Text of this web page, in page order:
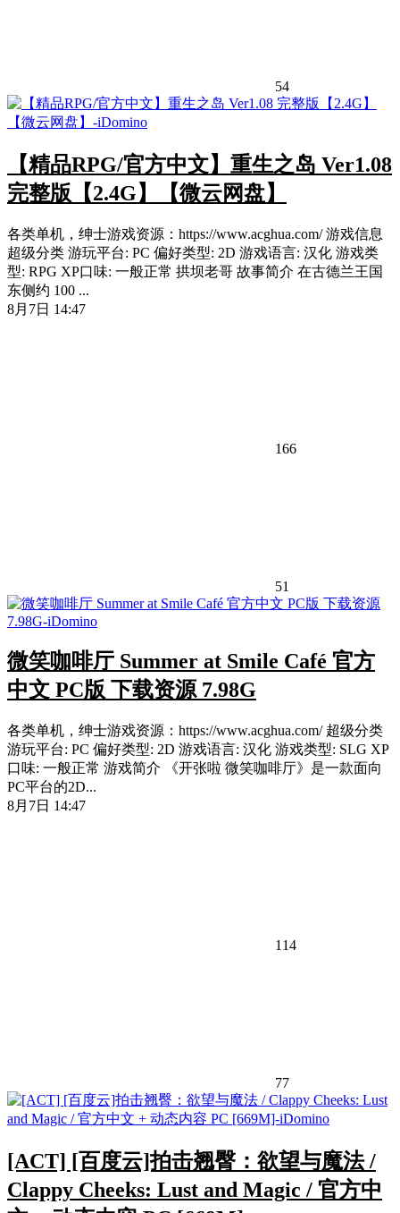
54
【精品RPG/官方中文】重生之岛 Ver1.08
完整版【2.4G】【微云网盘】
各类单机，绅士游戏资源：https://www.acghua.com/ 游戏信息
超级分类 游玩平台: PC 偏好类型: 2D 游戏语言: 汉化 游戏类
型: RPG XP口味: 一般正常 拱坝老哥 故事简介 在古德兰王国
东侧约 100 ...
8月7日 14:47
166
51
微笑咖啡厅 Summer at Smile Café 官方
中文 PC版 下载资源 7.98G
各类单机，绅士游戏资源：https://www.acghua.com/ 超级分类
游玩平台: PC 偏好类型: 2D 游戏语言: 汉化 游戏类型: SLG XP
口味: 一般正常 游戏简介 《开张啦 微笑咖啡厅》是一款面向
PC平台的2D...
8月7日 14:47
114
77
[ACT] [百度云]拍击翘臀：欲望与魔法 /
Clappy Cheeks: Lust and Magic / 官方中